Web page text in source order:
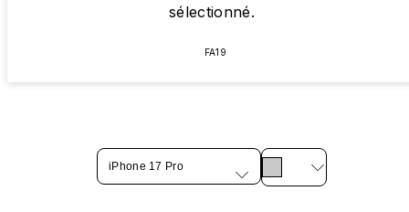
sélectionné.
FA19
iPhone 17 Pro